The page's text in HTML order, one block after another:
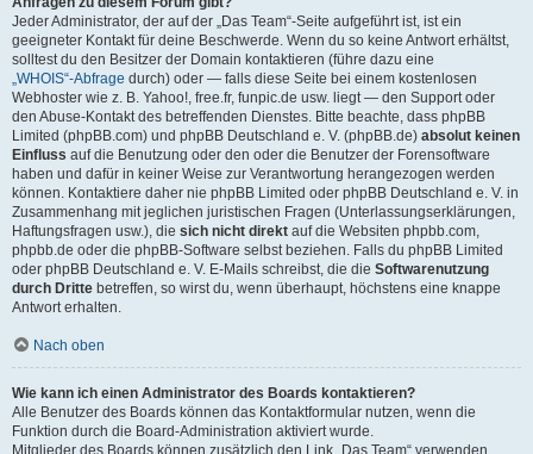
Jeder Administrator, der auf der „Das Team“-Seite aufgeführt ist, ist ein
geeigneter Kontakt für deine Beschwerde. Wenn du so keine Antwort erhältst,
solltest du den Besitzer der Domain kontaktieren (führe dazu eine
„WHOIS“-Abfrage durch) oder — falls diese Seite bei einem kostenlosen
Webhoster wie z. B. Yahoo!, free.fr, funpic.de usw. liegt — den Support oder
den Abuse-Kontakt des betreffenden Dienstes. Bitte beachte, dass phpBB
Limited (phpBB.com) und phpBB Deutschland e. V. (phpBB.de) absolut keinen
Einfluss auf die Benutzung oder den oder die Benutzer der Forensoftware
haben und dafür in keiner Weise zur Verantwortung herangezogen werden
können. Kontaktiere daher nie phpBB Limited oder phpBB Deutschland e. V. in
Zusammenhang mit jeglichen juristischen Fragen (Unterlassungserklärungen,
Haftungsfragen usw.), die sich nicht direkt auf die Websiten phpbb.com,
phpbb.de oder die phpBB-Software selbst beziehen. Falls du phpBB Limited
oder phpBB Deutschland e. V. E-Mails schreibst, die die Softwarenutzung
durch Dritte betreffen, so wirst du, wenn überhaupt, höchstens eine knappe
Antwort erhalten.
Nach oben
Wie kann ich einen Administrator des Boards kontaktieren?
Alle Benutzer des Boards können das Kontaktformular nutzen, wenn die
Funktion durch die Board-Administration aktiviert wurde.
Mitglieder des Boards können zusätzlich den Link „Das Team“ verwenden.